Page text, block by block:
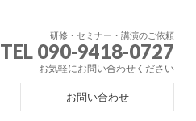
研修・セミナー・講演のご依頼
TEL 090-9418-0727
お気軽にお問い合わせください
お問い合わせ